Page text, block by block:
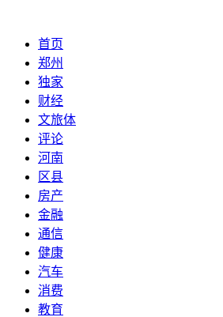
首页
郑州
独家
财经
文旅体
评论
河南
区县
房产
金融
通信
健康
汽车
消费
教育